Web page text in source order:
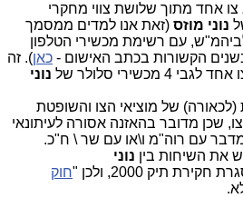
צו אחד מתוך שלושת צווי מחקרי
נוני מוזס (זאת אנו למדים ממסמך
עם רשימת מכשירי הטלפון
הקשורות בכתב האישום - כאן). זה
סלולר של
נוני
(לכאורה) של מוציאי הצו והשופטת
שכן מדובר בהאזנה אסורה לעיתונאי
עם רוה"מ ו\או עם שר \ ח"כ.
את השיחות בין נוני
חקירת תיק 2000, ולכן "
חוק